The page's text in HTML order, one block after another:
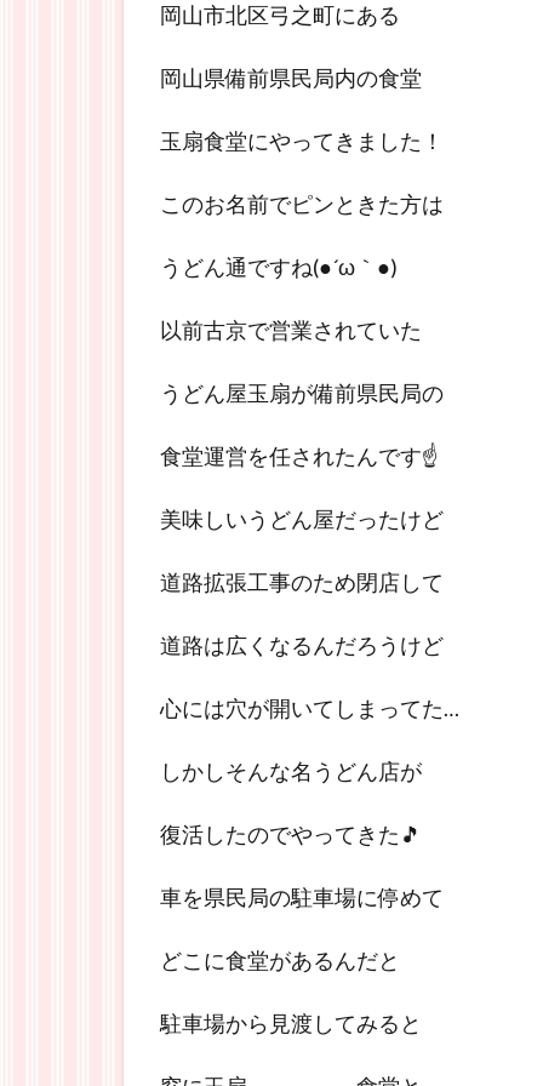
岡山市北区弓之町にある
岡山県備前県民局内の食堂
玉扇食堂にやってきました！
このお名前でピンときた方は
うどん通ですね(●´ω｀●)
以前古京で営業されていた
うどん屋玉扇が備前県民局の
食堂運営を任されたんです☝
美味しいうどん屋だったけど
道路拡張工事のため閉店して
道路は広くなるんだろうけど
心には穴が開いてしまってた…
しかしそんな名うどん店が
復活したのでやってきた🎵
車を県民局の駐車場に停めて
どこに食堂があるんだと
駐車場から見渡してみると